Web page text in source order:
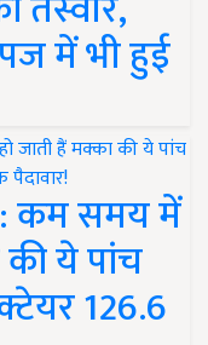
में भी हुई
कम समय में
ये पांच
126.6